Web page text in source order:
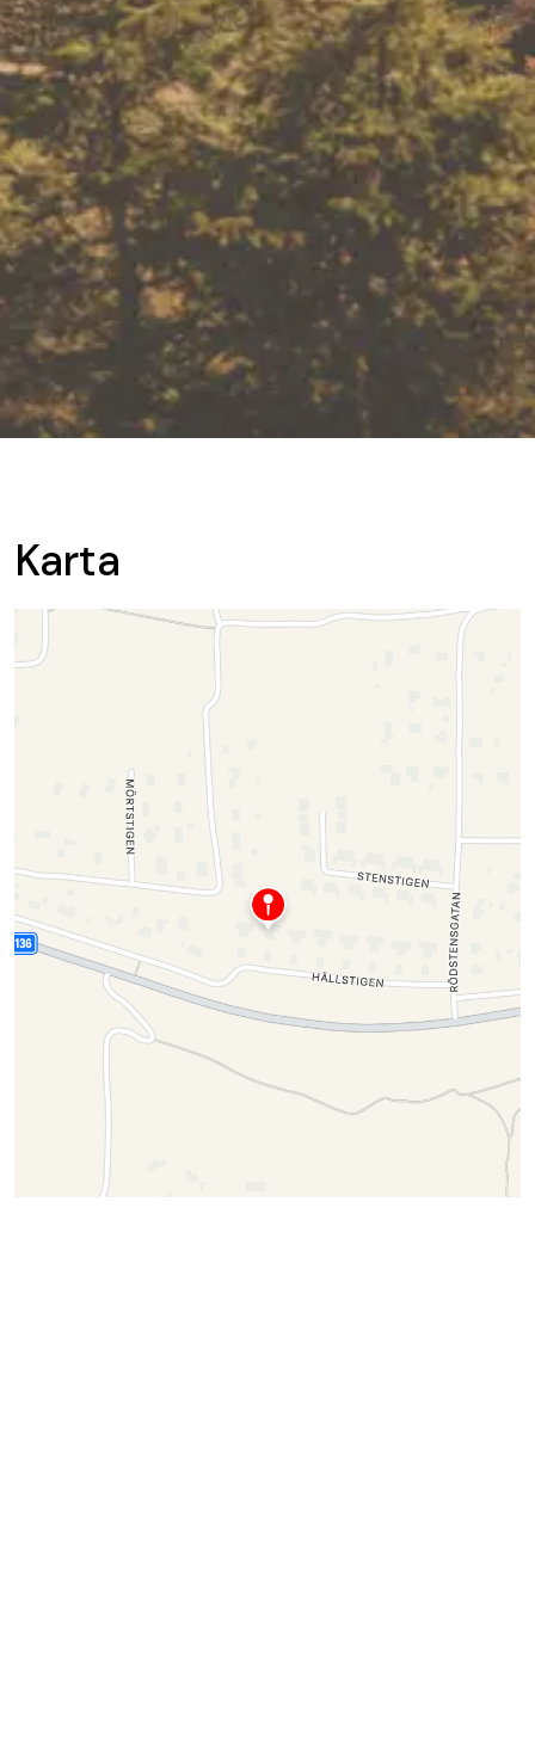
Karta